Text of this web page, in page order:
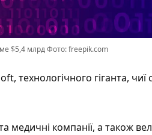
$5,4 млрд Фото: freepik.com
технологічного гіганта, чиї
медичні компанії, а також